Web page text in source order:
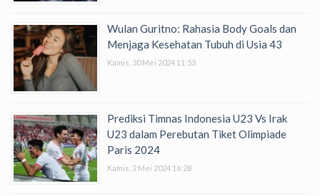
Wulan Guritno: Rahasia Body Goals dan
Menjaga Kesehatan Tubuh di Usia 43
Kamis, 30 Mei 2024 11:53
Prediksi Timnas Indonesia U23 Vs Irak
U23 dalam Perebutan Tiket Olimpiade
Paris 2024
Kamis, 2 Mei 2024 16:28